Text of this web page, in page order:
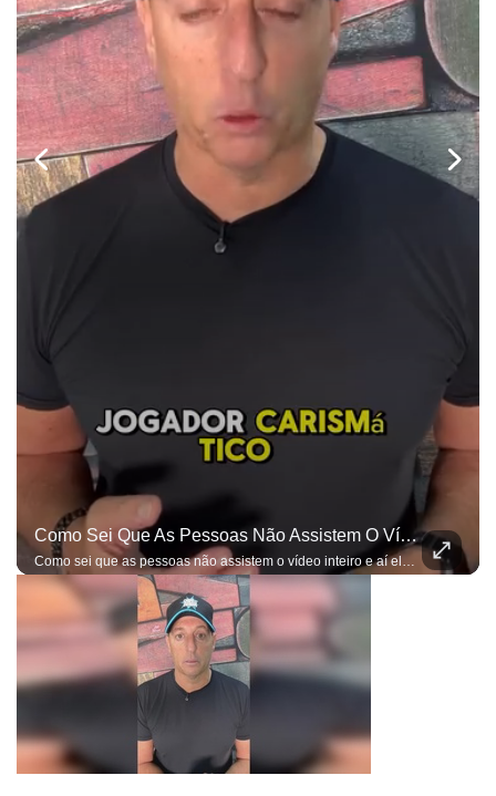
Como Sei Que As Pessoas Não Assistem O Vídeo Inteiro E Aí Elas Entendem Apenas O Que Elas Querem, Já Estou Preparado Para As Ofensas...
Como sei que as pessoas não assistem o vídeo inteiro e aí elas entendem apenas o que elas querem, já estou preparado para as ofensas e bobagens do gênero...